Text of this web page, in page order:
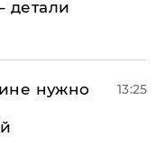
детали
нужно
13:25